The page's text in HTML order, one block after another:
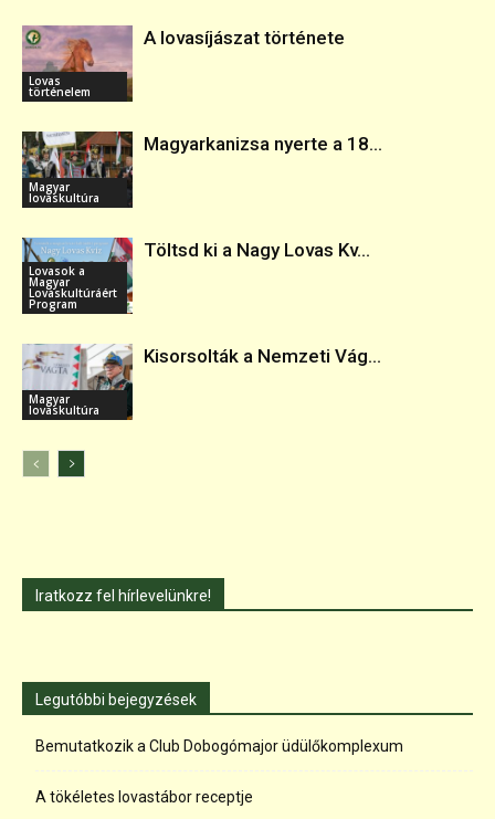
Lovas
történelem
A lovasíjászat története
Magyar
lovaskultúra
Magyarkanizsa nyerte a 18...
Lovasok a
Magyar
Lovaskultúráért
Program
Töltsd ki a Nagy Lovas Kv...
Magyar
lovaskultúra
Kisorsolták a Nemzeti Vág...
Iratkozz fel hírlevelünkre!
Legutóbbi bejegyzések
Bemutatkozik a Club Dobogómajor üdülőkomplexum
A tökéletes lovastábor receptje